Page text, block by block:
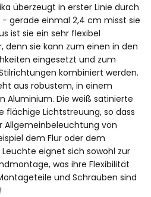
überzeugt in erster Linie durch
gerade einmal 2,4 cm misst sie
ist sie ein sehr flexibel
denn sie kann zum einen in den
eingesetzt und zum
kombiniert werden.
aus robustem, in einem
Aluminium. Die weiß satinierte
flächige Lichtstreuung, so dass
Allgemeinbeleuchtung von
dem Flur oder dem
eignet sich sowohl zur
was ihre Flexibilität
und Schrauben sind